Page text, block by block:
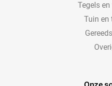
Tegels
Tuin en